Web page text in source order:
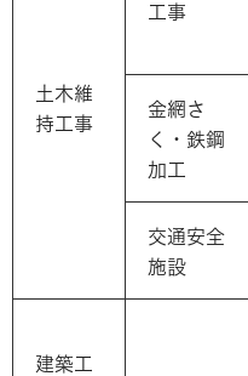
土木維
持工事
工事
金網さ
く・鉄鋼
加工
交通安全
施設
建築工